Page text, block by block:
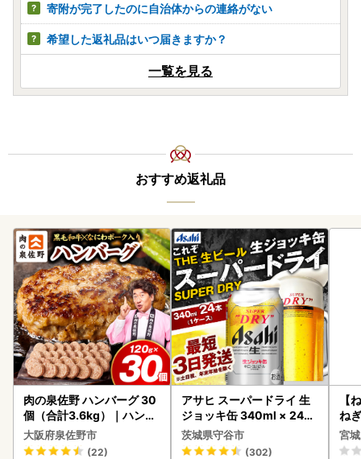
寄附が完了したのに自治体からの連絡がない
希望した返礼品はいつ届きますか？
一覧を見る
おすすめ返礼品
肉の泉佐野 ハンバーグ 30
個（合計3.6kg）｜ハンバ
ーグ 訳あり 黒毛和牛×なに
わポーク
大阪府泉佐野市
(22)
アサヒ スーパードライ 生
ジョッキ缶 340ml × 24本
(1ケース) ＜茨城工場＞ 缶
ビール お酒 Asahi 守谷市
茨城県守谷市
(302)
【
ね
宮